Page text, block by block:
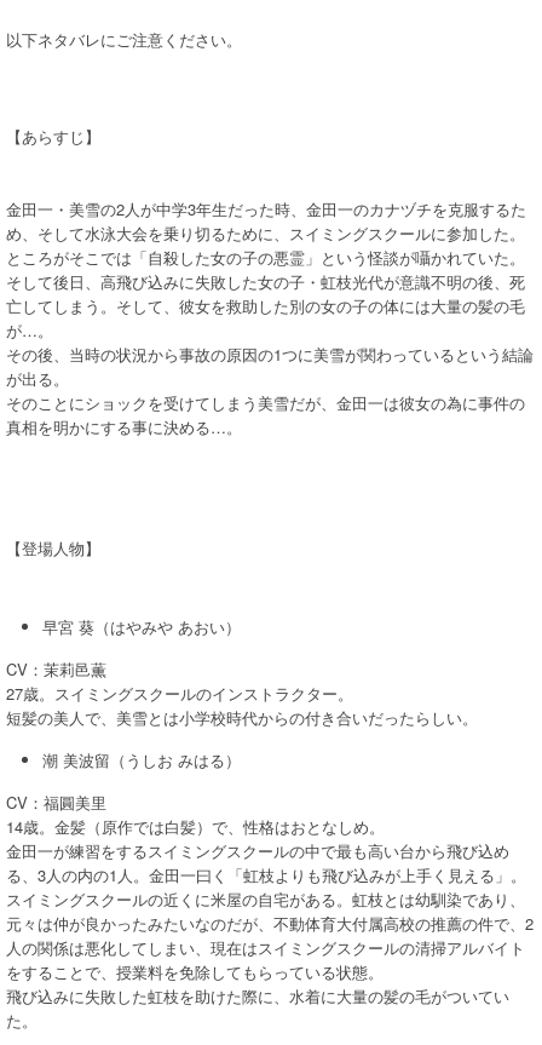
以下ネタバレにご注意ください。
【あらすじ】
金田一・美雪の2人が中学3年生だった時、金田一のカナヅチを克服するた
め、そして水泳大会を乗り切るために、スイミングスクールに参加した。
ところがそこでは「自殺した女の子の悪霊」という怪談が囁かれていた。
そして後日、高飛び込みに失敗した女の子・虹枝光代が意識不明の後、死
亡してしまう。そして、彼女を救助した別の女の子の体には大量の髪の毛
が…。
その後、当時の状況から事故の原因の1つに美雪が関わっているという結論
が出る。
そのことにショックを受けてしまう美雪だが、金田一は彼女の為に事件の
真相を明かにする事に決める…。
【登場人物】
早宮 葵（はやみや あおい）
CV：茉莉邑薫
27歳。スイミングスクールのインストラクター。
短髪の美人で、美雪とは小学校時代からの付き合いだったらしい。
潮 美波留（うしお みはる）
CV：福圓美里
14歳。金髪（原作では白髪）で、性格はおとなしめ。
金田一が練習をするスイミングスクールの中で最も高い台から飛び込め
る、3人の内の1人。金田一曰く「虹枝よりも飛び込みが上手く見える」。
スイミングスクールの近くに米屋の自宅がある。虹枝とは幼馴染であり、
元々は仲が良かったみたいなのだが、不動体育大付属高校の推薦の件で、2
人の関係は悪化してしまい、現在はスイミングスクールの清掃アルバイト
をすることで、授業料を免除してもらっている状態。
飛び込みに失敗した虹枝を助けた際に、水着に大量の髪の毛がついてい
た。